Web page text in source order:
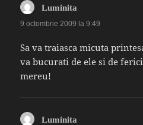
Luminita
9 octombrie 2009 la 9:49
Sa va traiasca micuta
va bucurati de ele si de
mereu!
Luminita